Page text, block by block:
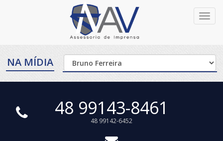
NA MÍDIA
48 99143-8461
48 99142-6452